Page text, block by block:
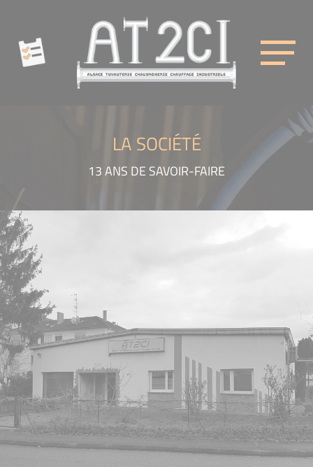
LA SOCIÉTÉ
13 ANS DE SAVOIR-FAIRE